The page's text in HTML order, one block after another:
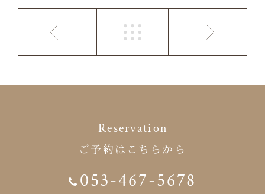
Reservation
ご予約はこちらから
053-467-5678